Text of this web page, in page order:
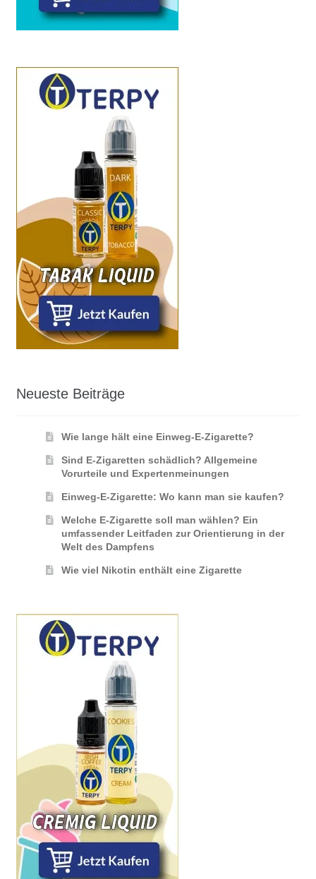
Neueste Beiträge
Wie lange hält eine Einweg-E-Zigarette?
Sind E-Zigaretten schädlich? Allgemeine
Vorurteile und Expertenmeinungen
Einweg-E-Zigarette: Wo kann man sie kaufen?
Welche E-Zigarette soll man wählen? Ein
umfassender Leitfaden zur Orientierung in der
Welt des Dampfens
Wie viel Nikotin enthält eine Zigarette